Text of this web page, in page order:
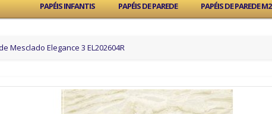
PAPÉIS INFANTIS PAPÉIS DE PAREDE PAPÉIS DE PAREDE M2
Mesclado Elegance 3 EL202604R